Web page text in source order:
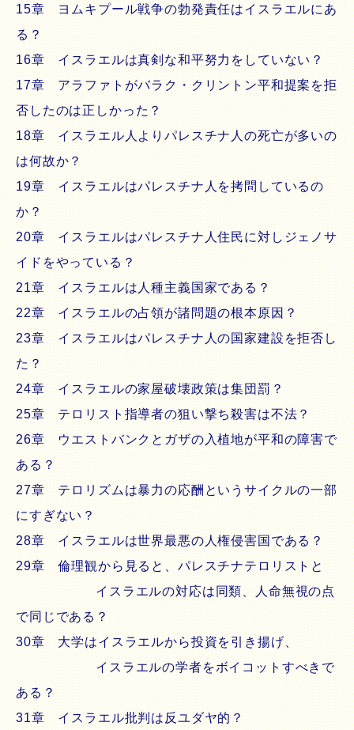
15章 ヨムキプール戦争の勃発責任はイスラエルにあ
る？
16章 イスラエルは真剣な和平努力をしていない？
17章 アラファトがバラク・クリントン平和提案を拒
否したのは正しかった？
18章 イスラエル人よりパレスチナ人の死亡が多いの
は何故か？
19章 イスラエルはパレスチナ人を拷問しているの
か？
20章 イスラエルはパレスチナ人住民に対しジェノサ
イドをやっている？
21章 イスラエルは人種主義国家である？
22章 イスラエルの占領が諸問題の根本原因？
23章 イスラエルはパレスチナ人の国家建設を拒否し
た？
24章 イスラエルの家屋破壊政策は集団罰？
25章 テロリスト指導者の狙い撃ち殺害は不法？
26章 ウエストバンクとガザの入植地が平和の障害で
ある？
27章 テロリズムは暴力の応酬というサイクルの一部
にすぎない？
28章 イスラエルは世界最悪の人権侵害国である？
29章 倫理観から見ると、パレスチナテロリストと
イスラエルの対応は同類、人命無視の点
で同じである？
30章 大学はイスラエルから投資を引き揚げ、
イスラエルの学者をボイコットすべきで
ある？
31章 イスラエル批判は反ユダヤ的？